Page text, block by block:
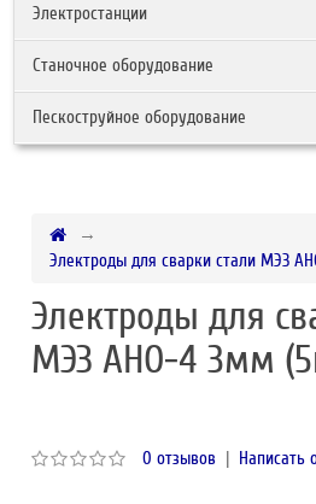
Электростанции
Станочное оборудование
Пескоструйное оборудование
Электроды для сварки стали МЭЗ
Электроды для
МЭЗ АНО-4 3мм
0 отзывов | Написать